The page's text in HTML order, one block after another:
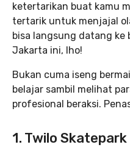
ketertarikan buat kamu
tertarik untuk menjajal
bisa langsung datang ke
Jakarta ini, lho!
Bukan cuma iseng
belajar sambil melihat
profesional beraksi.
1. Twilo Skatepark